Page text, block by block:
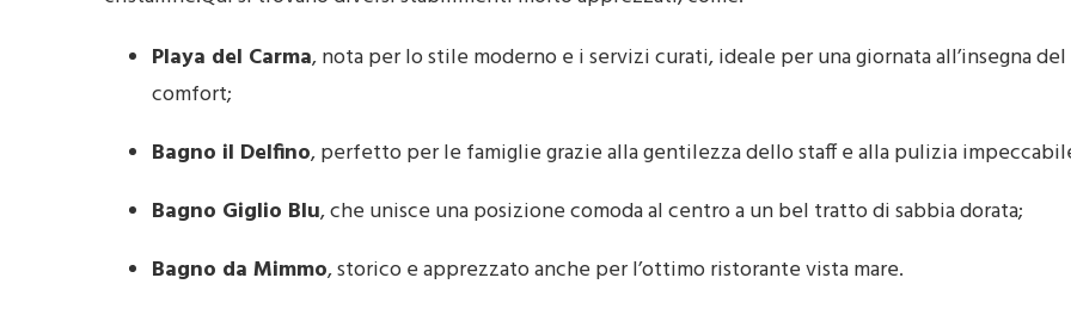
Playa del Carma, nota per lo stile moderno e i servizi curati, ideale per una giornata all’insegna del
comfort;
Bagno il Delfino, perfetto per le famiglie grazie alla gentilezza dello staff e alla pulizia
Bagno Giglio Blu, che unisce una posizione comoda al centro a un bel tratto di sabbia dorata;
Bagno da Mimmo, storico e apprezzato anche per l’ottimo ristorante vista mare.